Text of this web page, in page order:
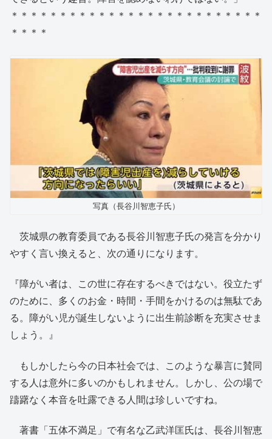
＊＊＊＊＊＊＊＊＊＊＊＊＊＊＊＊＊＊＊＊＊＊＊＊＊＊
＊＊＊＊
写真（長谷川智恵子氏）
茨城県の教育委員である長谷川智恵子氏の発言を分かり
やすく言い換えると、次の通りになります。
『障がい者は、この世に存在するべきではない。役立たず
のために、多くのお金・時間・手間をかけるのは無駄であ
る。障がい児が誕生しないように出生前診断を充実させま
しょう。』
もしかしたら今の日本社会では、このような暴言に賛同
する人は意外に多いのかもしれません。しかし、公の場で
躊躇なく本音を吐露できる人間は珍しいですね。
著書「五体不満足」で有名な乙武洋匡氏は、長谷川智恵